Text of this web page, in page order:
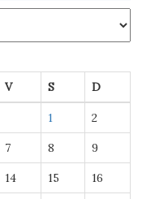
V S D
1 2
7 8 9
14 15 16